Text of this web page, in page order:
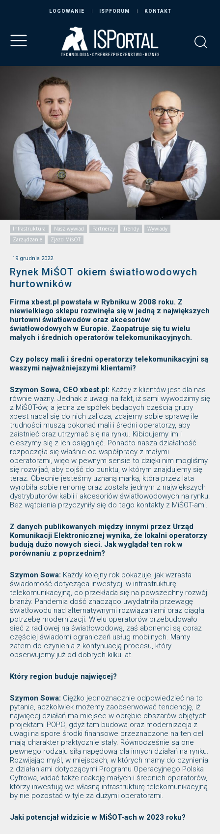
LOGOWANIE ISPFORUM KONTAKT
Infrastruktura Nasz wywiad Partnerzy Trendy
Wywiady
Zarządzanie
Zjazd MiŚOT
19 grudnia 2022
Rynek MiŚOT okiem światłowodowych
hurtowników
Firma xbest.pl powstała w Rybniku w 2008 roku. Z
niewielkiego sklepu rozwinęła się w jedną z największych
hurtowni światłowodów oraz akcesoriów
światłowodowych w Europie. Zaopatruje się tu wielu
małych i średnich operatorów telekomunikacyjnych.
Czy polscy mali i średni operatorzy telekomunikacyjni są
waszymi najważniejszymi klientami?
Szymon Sowa, CEO xbest.pl: Każdy z klientów jest dla nas
równie ważny. Jednak z uwagi na fakt, iż sami wywodzimy się
z MiŚOT-ów, a jedna ze spółek będących częścią grupy
xbest nadal się do nich zalicza, zdajemy sobie sprawę ile
trudności muszą pokonać mali i średni operatorzy, aby
zaistnieć oraz utrzymać się na rynku. Kibicujemy im i
cieszymy się z ich osiągnięć. Ponadto nasza działalność
rozpoczęła się właśnie od współpracy z małymi
operatorami, więc w pewnym sensie to dzięki nim mogliśmy
się rozwijać, aby dojść do punktu, w którym znajdujemy się
teraz. Obecnie jesteśmy uznaną marką, która przez lata
wyrobiła sobie renomę oraz została jednym z największych
dystrybutorów kabli i akcesoriów światłowodowych na rynku.
Bez wątpienia przyczyniły się do tego kontakty z MiŚOT-ami.
Z danych publikowanych między innymi przez Urząd
Komunikacji Elektronicznej wynika, że lokalni operatorzy
budują dużo nowych sieci. Jak wyglądał ten rok w
porównaniu z poprzednim?
Szymon Sowa: Każdy kolejny rok pokazuje, jak wzrasta
świadomość dotycząca inwestycji w infrastrukturę
telekomunikacyjną, co przekłada się na powszechny rozwój
branży. Pandemia dość znacząco uwydatniła przewagę
światłowodu nad alternatywnymi rozwiązaniami oraz ciągłą
potrzebę modernizacji. Wielu operatorów przebudowało
sieć z radiowej na światłowodową, zaś abonenci są coraz
częściej świadomi ograniczeń usług mobilnych. Mamy
zatem do czynienia z kontynuacją procesu, który
obserwujemy już od dobrych kilku lat.
Który region buduje najwięcej?
Szymon Sowa: Ciężko jednoznacznie odpowiedzieć na to
pytanie, aczkolwiek możemy zaobserwować tendencję, iż
najwięcej działań ma miejsce w obrębie obszarów objętych
projektami POPC, gdyż tam budowa oraz modernizacja z
uwagi na spore środki finansowe przeznaczone na ten cel
mają charakter praktycznie stały. Równocześnie są one
pewnego rodzaju siłą napędową dla innych działań na rynku.
Rozwijając myśl, w miejscach, w których mamy do czynienia
z działaniami dotyczącymi Programu Operacyjnego Polska
Cyfrowa, widać także reakcję małych i średnich operatorów,
którzy inwestują we własną infrastrukturę telekomunikacyjną
by nie pozostać w tyle za dużymi operatorami.
Jaki potencjał widzicie w MiŚOT-ach w 2023 roku?